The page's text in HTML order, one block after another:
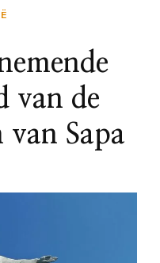
van de
Sapa